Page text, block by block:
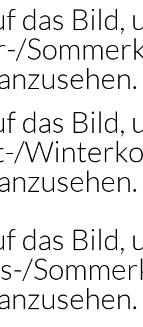
das Bild,
das Bild,
das Bild,